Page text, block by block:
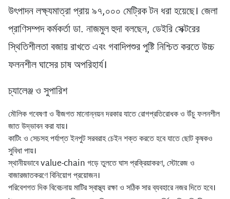
উৎপাদন লক্ষ্যমাত্রা প্রায় ৯৭,০০০ মেট্রিক টন ধরা হয়েছে। জেলা
প্রাণিসম্পদ কর্মকর্তা ডা. নাজমুল হুদা বলছেন, ডেইরি সেক্টরের
স্থিতিশীলতা বজায় রাখতে এবং গবাদিপশুর পুষ্টি নিশ্চিত করতে উচ্চ
ফলনশীল ঘাসের চাষ অপরিহার্য।
চ্যালেঞ্জ ও সুপারিশ
মৌলিক গবেষণা ও বীজগত মানোন্নয়ন দরকার যাতে রোগপ্রতিরোধক ও উঁচু ফলনশীল
জাত উদ্ভাবন করা যায়।
কাটিং ও সেচসহ পর্যাপ্ত ইনপুট সরবরাহ চেইন শক্ত করতে হবে যাতে ছোট কৃষকও
সুবিধা পায়।
স্থানীয়ভাবে value-chain গড়ে তুলতে ঘাস প্রক্রিয়াকরণ, স্টোরেজ ও
বাজারজাতকরণে বিনিয়োগ প্রয়োজন।
পরিবেশগত দিক বিবেচনায় মাটির স্বাস্থ্য রক্ষা ও সঠিক সার ব্যবহারে নজর দিতে হবে।